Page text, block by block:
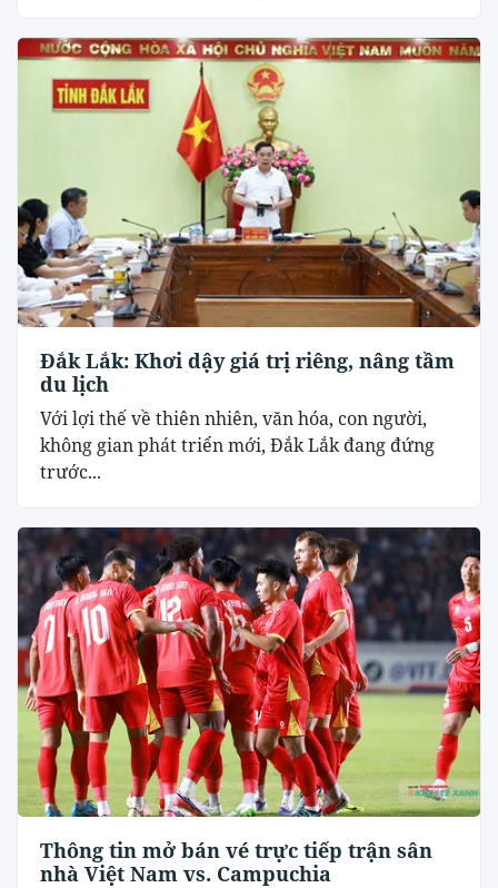
Đắk Lắk: Khơi dậy giá trị riêng, nâng tầm
du lịch
Với lợi thế về thiên nhiên, văn hóa, con người,
không gian phát triển mới, Đắk Lắk đang đứng
trước...
Thông tin mở bán vé trực tiếp trận sân
nhà Việt Nam vs. Campuchia